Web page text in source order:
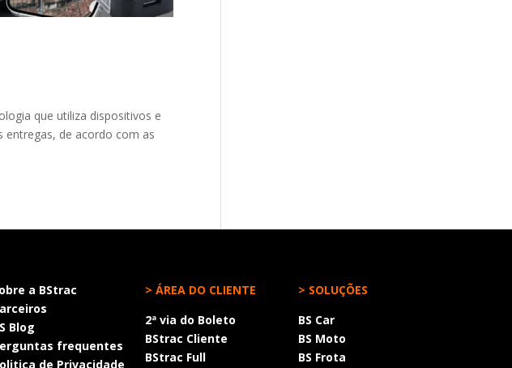
que utiliza dispositivos e
entregas, de acordo com as
a BStrac
Blog
frequentes
de Privacidade
> ÁREA DO CLIENTE
2ª via do Boleto
BStrac Cliente
BStrac Full
> SOLUÇÕES
BS Car
BS Moto
BS Frota